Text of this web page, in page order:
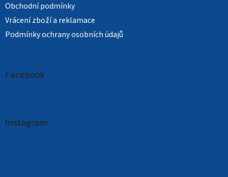
Obchodní podmínky
Vrácení zboží a reklamace
Podmínky ochrany osobních údajů
Facebook
Instagram